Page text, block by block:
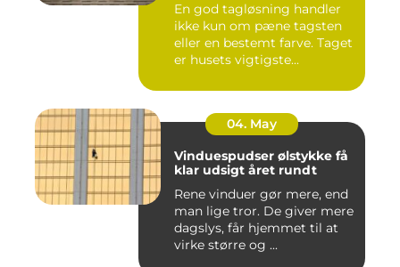
En god tagløsning handler
ikke kun om pæne tagsten
eller en bestemt farve. Taget
er husets vigtigste...
04. May
Vinduespudser ølstykke få
klar udsigt året rundt
Rene vinduer gør mere, end
man lige tror. De giver mere
dagslys, får hjemmet til at
virke større og ...